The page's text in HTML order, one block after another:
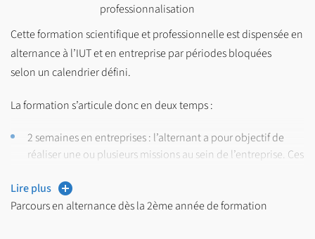
professionnalisation
Cette formation scientifique et professionnelle est dispensée en
alternance à l’IUT et en entreprise par périodes bloquées
selon un calendrier défini.
La formation s’articule donc en deux temps :
2 semaines en entreprises : l’alternant a pour objectif de
réaliser une ou plusieurs missions au sein de l’entreprise. Ces
2 semaines en formation : cours et travaux dirigés, travaux
Lire plus
Parcours en alternance dès la 2ème année de formation